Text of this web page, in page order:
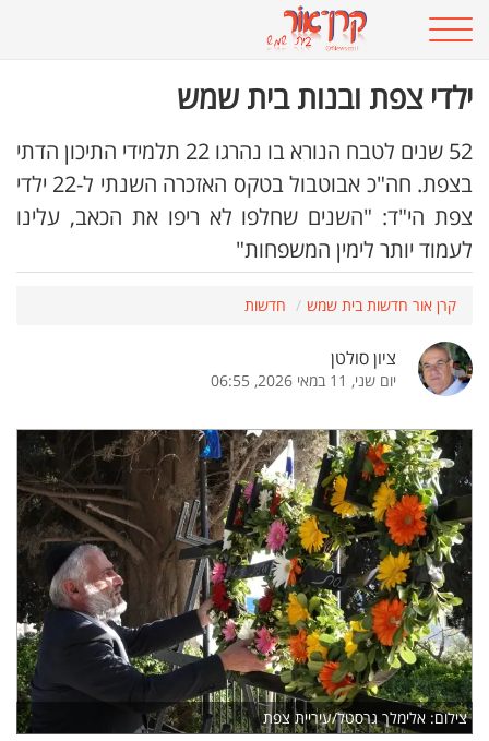
ילדי צפת ובנות בית שמש
52 שנים לטבח הנורא בו נהרגו 22 תלמידי התיכון הדתי
בצפת. חה"כ אבוטבול בטקס האזכרה השנתי ל-22 ילדי
צפת הי"ד: "השנים שחלפו לא ריפו את הכאב, עלינו
לעמוד יותר לימין המשפחות"
קרן אור חדשות בית שמש חדשות
ציון סולטן
יום שני, 11 במאי 2026, 06:55
צילום: אלימלך גרסטל/עיריית צפת